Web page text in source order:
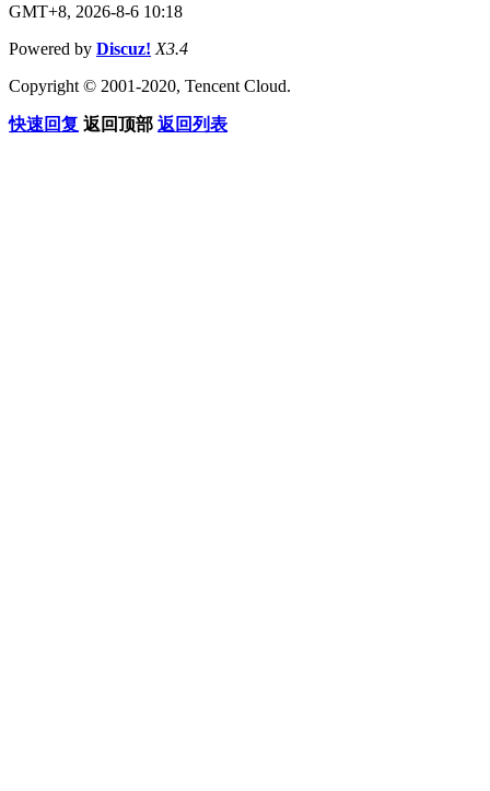
GMT+8, 2026-8-6 10:18
Powered by Discuz! X3.4
Copyright © 2001-2020, Tencent Cloud.
快速回复 返回顶部 返回列表